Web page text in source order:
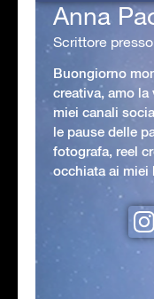
Anna
Scrittore
Buongiorno
creativa, amo la
miei canali
le pause delle
fotografa, reel
occhiata ai miei